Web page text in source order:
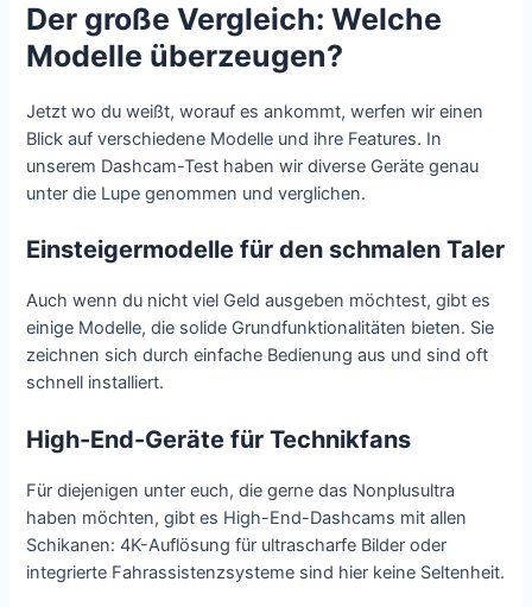
Der große Vergleich: Welche
Modelle überzeugen?
Jetzt wo du weißt, worauf es ankommt, werfen wir einen
Blick auf verschiedene Modelle und ihre Features. In
unserem Dashcam-Test haben wir diverse Geräte genau
unter die Lupe genommen und verglichen.
Einsteigermodelle für den schmalen Taler
Auch wenn du nicht viel Geld ausgeben möchtest, gibt es
einige Modelle, die solide Grundfunktionalitäten bieten. Sie
zeichnen sich durch einfache Bedienung aus und sind oft
schnell installiert.
High-End-Geräte für Technikfans
Für diejenigen unter euch, die gerne das Nonplusultra
haben möchten, gibt es High-End-Dashcams mit allen
Schikanen: 4K-Auflösung für ultrascharfe Bilder oder
integrierte Fahrassistenzsysteme sind hier keine Seltenheit.